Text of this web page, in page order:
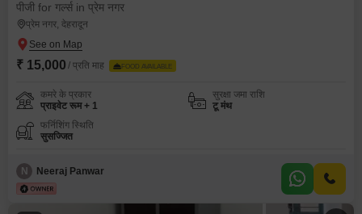
पीजी for गर्ल्स in प्रेम नगर
प्रेम नगर, देहरादून
₹ 15,000 / प्रति माह FOOD AVAILABLE
कमरे के प्रकार
प्राइवेट रूम + 1
सुरक्षा जमा राशि
टू मंथ
फर्निशिंग स्थिति
सुसज्जित
N Neeraj Panwar